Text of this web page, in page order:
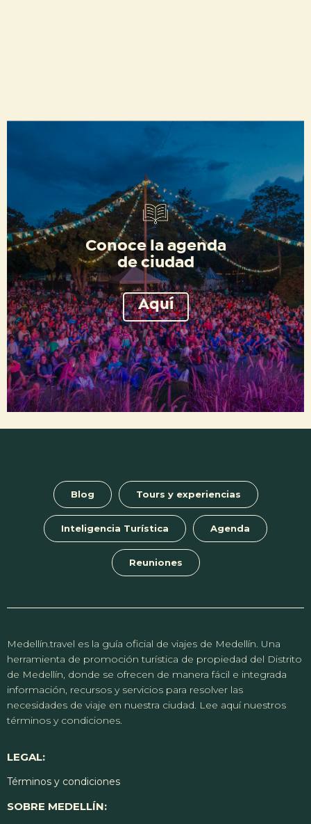
Conoce la agenda
de ciudad
Aquí
Blog Tours y experiencias
Inteligencia Turística Agenda
Reuniones
Medellín.travel es la guía oficial de viajes de Medellín. Una
herramienta de promoción turística de propiedad del Distrito
de Medellín, donde se ofrecen de manera fácil e integrada
información, recursos y servicios para resolver las
necesidades de viaje en nuestra ciudad. Lee aquí nuestros
términos y condiciones.
LEGAL:
Términos y condiciones
SOBRE MEDELLÍN: